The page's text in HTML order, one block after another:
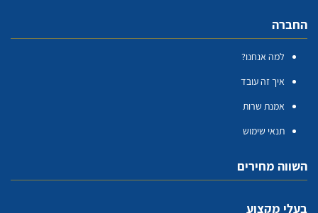
החברה
למה אנחנו?
איך זה עובד
אמנת שרות
תנאי שימוש
השווה מחירים
בעלי מקצוע